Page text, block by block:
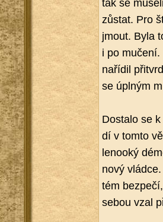
tak se
zů­stat. Pro
jmout. Byla
i po
na­ří­dil
se úpl­ným
Do­sta­lo se
dí v tomto
le­no­o­ký
nový
tém
sebou vzal